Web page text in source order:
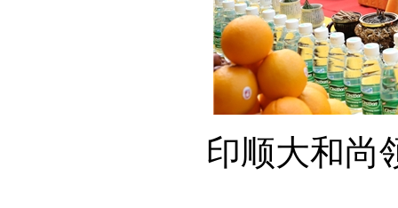
印顺大和尚领